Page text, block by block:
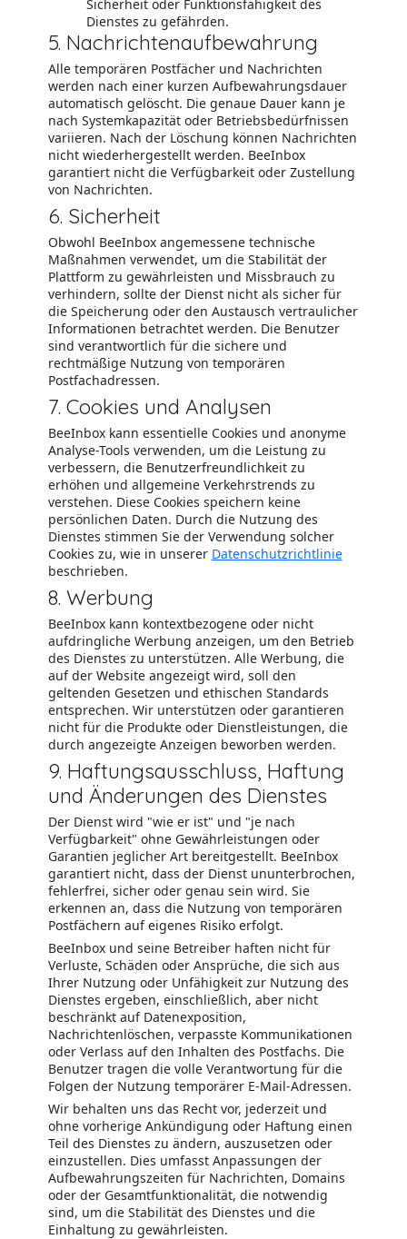
Sicherheit oder Funktionsfähigkeit des
Dienstes zu gefährden.
5. Nachrichtenaufbewahrung
Alle temporären Postfächer und Nachrichten
werden nach einer kurzen Aufbewahrungsdauer
automatisch gelöscht. Die genaue Dauer kann je
nach Systemkapazität oder Betriebsbedürfnissen
variieren. Nach der Löschung können Nachrichten
nicht wiederhergestellt werden. BeeInbox
garantiert nicht die Verfügbarkeit oder Zustellung
von Nachrichten.
6. Sicherheit
Obwohl BeeInbox angemessene technische
Maßnahmen verwendet, um die Stabilität der
Plattform zu gewährleisten und Missbrauch zu
verhindern, sollte der Dienst nicht als sicher für
die Speicherung oder den Austausch vertraulicher
Informationen betrachtet werden. Die Benutzer
sind verantwortlich für die sichere und
rechtmäßige Nutzung von temporären
Postfachadressen.
7. Cookies und Analysen
BeeInbox kann essentielle Cookies und anonyme
Analyse-Tools verwenden, um die Leistung zu
verbessern, die Benutzerfreundlichkeit zu
erhöhen und allgemeine Verkehrstrends zu
verstehen. Diese Cookies speichern keine
persönlichen Daten. Durch die Nutzung des
Dienstes stimmen Sie der Verwendung solcher
Cookies zu, wie in unserer Datenschutzrichtlinie
beschrieben.
8. Werbung
BeeInbox kann kontextbezogene oder nicht
aufdringliche Werbung anzeigen, um den Betrieb
des Dienstes zu unterstützen. Alle Werbung, die
auf der Website angezeigt wird, soll den
geltenden Gesetzen und ethischen Standards
entsprechen. Wir unterstützen oder garantieren
nicht für die Produkte oder Dienstleistungen, die
durch angezeigte Anzeigen beworben werden.
9. Haftungsausschluss, Haftung
und Änderungen des Dienstes
Der Dienst wird "wie er ist" und "je nach
Verfügbarkeit" ohne Gewährleistungen oder
Garantien jeglicher Art bereitgestellt. BeeInbox
garantiert nicht, dass der Dienst ununterbrochen,
fehlerfrei, sicher oder genau sein wird. Sie
erkennen an, dass die Nutzung von temporären
Postfächern auf eigenes Risiko erfolgt.
BeeInbox und seine Betreiber haften nicht für
Verluste, Schäden oder Ansprüche, die sich aus
Ihrer Nutzung oder Unfähigkeit zur Nutzung des
Dienstes ergeben, einschließlich, aber nicht
beschränkt auf Datenexposition,
Nachrichtenlöschen, verpasste Kommunikationen
oder Verlass auf den Inhalten des Postfachs. Die
Benutzer tragen die volle Verantwortung für die
Folgen der Nutzung temporärer E-Mail-Adressen.
Wir behalten uns das Recht vor, jederzeit und
ohne vorherige Ankündigung oder Haftung einen
Teil des Dienstes zu ändern, auszusetzen oder
einzustellen. Dies umfasst Anpassungen der
Aufbewahrungszeiten für Nachrichten, Domains
oder der Gesamtfunktionalität, die notwendig
sind, um die Stabilität des Dienstes und die
Einhaltung zu gewährleisten.